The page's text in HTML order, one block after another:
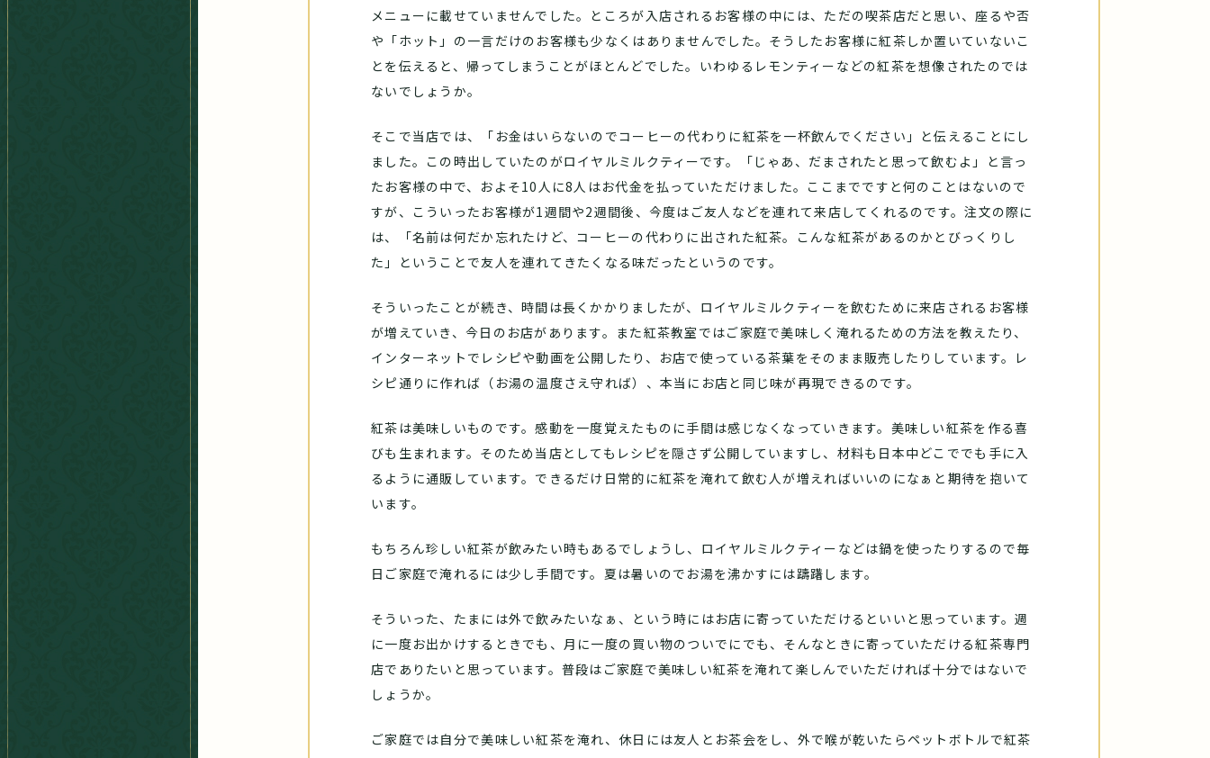
メニューに載せていませんでした。ところが入店されるお客様の中には、ただの喫茶店だと思い、座るや否
や「ホット」の一言だけのお客様も少なくはありませんでした。そうしたお客様に紅茶しか置いていないこ
とを伝えると、帰ってしまうことがほとんどでした。いわゆるレモンティーなどの紅茶を想像されたのでは
ないでしょうか。
そこで当店では、「お金はいらないのでコーヒーの代わりに紅茶を一杯飲んでください」と伝えることにし
ました。この時出していたのがロイヤルミルクティーです。「じゃあ、だまされたと思って飲むよ」と言っ
たお客様の中で、およそ10人に8人はお代金を払っていただけました。ここまでですと何のことはないので
すが、こういったお客様が1週間や2週間後、今度はご友人などを連れて来店してくれるのです。注文の際に
は、「名前は何だか忘れたけど、コーヒーの代わりに出された紅茶。こんな紅茶があるのかとびっくりし
た」ということで友人を連れてきたくなる味だったというのです。
そういったことが続き、時間は長くかかりましたが、ロイヤルミルクティーを飲むために来店されるお客様
が増えていき、今日のお店があります。また紅茶教室ではご家庭で美味しく淹れるための方法を教えたり、
インターネットでレシピや動画を公開したり、お店で使っている茶葉をそのまま販売したりしています。レ
シピ通りに作れば（お湯の温度さえ守れば）、本当にお店と同じ味が再現できるのです。
紅茶は美味しいものです。感動を一度覚えたものに手間は感じなくなっていきます。美味しい紅茶を作る喜
びも生まれます。そのため当店としてもレシピを隠さず公開していますし、材料も日本中どこででも手に入
るように通販しています。できるだけ日常的に紅茶を淹れて飲む人が増えればいいのになぁと期待を抱いて
います。
もちろん珍しい紅茶が飲みたい時もあるでしょうし、ロイヤルミルクティーなどは鍋を使ったりするので毎
日ご家庭で淹れるには少し手間です。夏は暑いのでお湯を沸かすには躊躇します。
そういった、たまには外で飲みたいなぁ、という時にはお店に寄っていただけるといいと思っています。週
に一度お出かけするときでも、月に一度の買い物のついでにでも、そんなときに寄っていただける紅茶専門
店でありたいと思っています。普段はご家庭で美味しい紅茶を淹れて楽しんでいただければ十分ではないで
しょうか。
ご家庭では自分で美味しい紅茶を淹れ、休日には友人とお茶会をし、外で喉が乾いたらペットボトルで紅茶